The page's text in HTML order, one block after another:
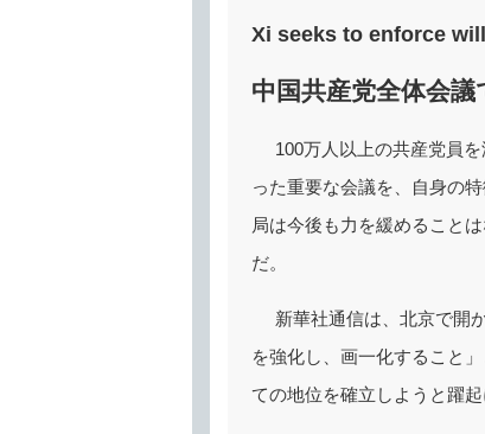
Xi seeks to enforce
中国共産党全体会
100万人以上の共産党員
った重要な会議を、自身の
局は今後も力を緩めること
だ。
新華社通信は、北京で開
を強化し、画一化すること
ての地位を確立しようと躍起